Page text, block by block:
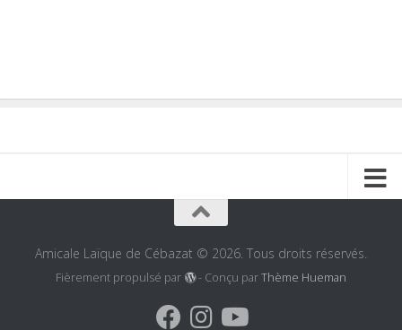
Amicale Laïque de Cébazat © 2026. Tous droits réservés.
Fièrement propulsé par - Conçu parThème Hueman